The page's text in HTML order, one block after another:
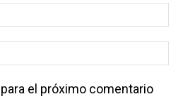
el próximo comentario